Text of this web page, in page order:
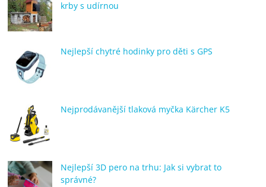
krby s udírnou
Nejlepší chytré hodinky pro děti s GPS
Nejprodávanější tlaková myčka Kärcher K5
Nejlepší 3D pero na trhu: Jak si vybrat to
správné?